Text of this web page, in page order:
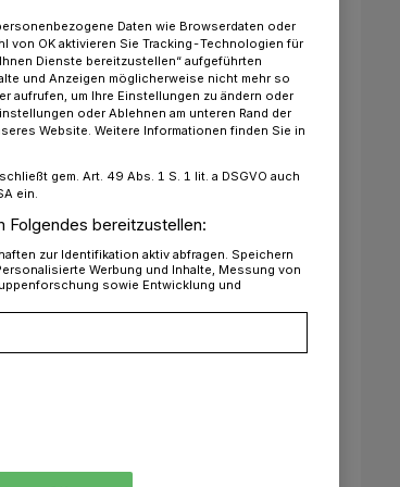
1.
sowie
hat die
Daten wie Browserdaten oder
von OK aktivieren Sie Tracking-Technologien für
Dienste bereitzustellen“ aufgeführten
und Anzeigen möglicherweise nicht mehr so
aufrufen, um Ihre Einstellungen zu ändern oder
oder Ablehnen am unteren Rand der
Website. Weitere Informationen finden Sie in
gem. Art. 49 Abs. 1 S. 1 lit. a DSGVO auch
ein.
Folgendes bereitzustellen:
zur Identifikation aktiv abfragen. Speichern
Werbung und Inhalte, Messung von
sowie Entwicklung und